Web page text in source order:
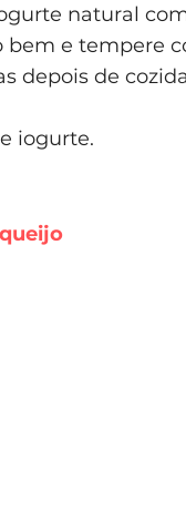
natural
e tempere
depois de
iogurte.